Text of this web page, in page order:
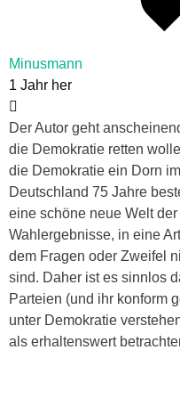
Minusmann
1 Jahr her
Der Autor geht
die Demokratie retten
die Demokratie ein Dorn
Deutschland 75 Jahre
eine schöne neue Welt
Wahlergebnisse, in eine
dem Fragen oder Zweifel
sind. Daher ist es sinnlos
Parteien (und ihr konform
unter Demokratie
als erhaltenswert